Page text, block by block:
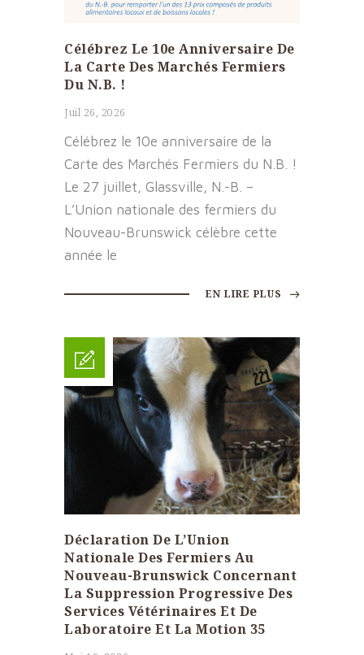
Célébrez Le 10e Anniversaire De
La Carte Des Marchés Fermiers
Du N.B. !
Juil 26, 2026
Célébrez le 10e anniversaire de la
Carte des Marchés Fermiers du N.B. !
Le 27 juillet, Glassville, N.-B. –
L’Union nationale des fermiers du
Nouveau-Brunswick célèbre cette
année le
EN LIRE PLUS
Déclaration De L’Union
Nationale Des Fermiers Au
Nouveau-Brunswick Concernant
La Suppression Progressive Des
Services Vétérinaires Et De
Laboratoire Et La Motion 35